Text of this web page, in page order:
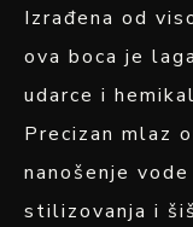
Izrađena od
ova boca je
udarce i
Precizan mlaz
nanošenje
stilizovanja i